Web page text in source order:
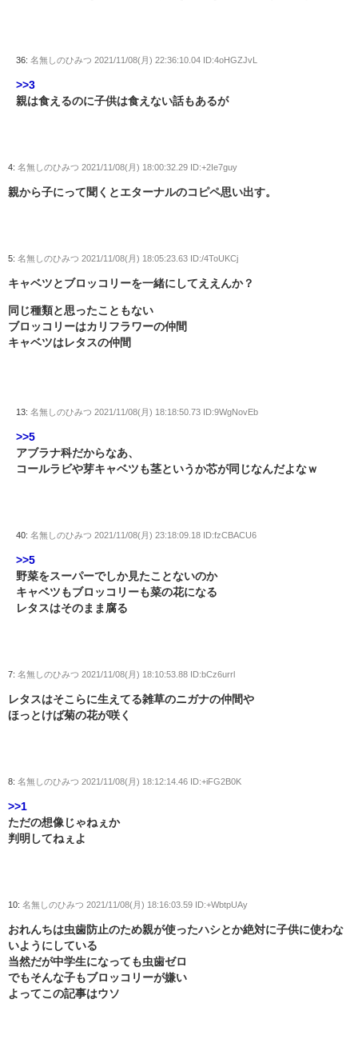
36: 名無しのひみつ 2021/11/08(月) 22:36:10.04 ID:4oHGZJvL
>>3
親は食えるのに子供は食えない話もあるが
4: 名無しのひみつ 2021/11/08(月) 18:00:32.29 ID:+2Ie7guy
親から子にって聞くとエターナルのコピペ思い出す。
5: 名無しのひみつ 2021/11/08(月) 18:05:23.63 ID:/4ToUKCj
キャベツとブロッコリーを一緒にしてええんか？
同じ種類と思ったこともない
ブロッコリーはカリフラワーの仲間
キャベツはレタスの仲間
13: 名無しのひみつ 2021/11/08(月) 18:18:50.73 ID:9WgNovEb
>>5
アブラナ科だからなあ、
コールラビや芽キャベツも茎というか芯が同じなんだよなｗ
40: 名無しのひみつ 2021/11/08(月) 23:18:09.18 ID:fzCBACU6
>>5
野菜をスーパーでしか見たことないのか
キャベツもブロッコリーも菜の花になる
レタスはそのまま腐る
7: 名無しのひみつ 2021/11/08(月) 18:10:53.88 ID:bCz6urrl
レタスはそこらに生えてる雑草のニガナの仲間や
ほっとけば菊の花が咲く
8: 名無しのひみつ 2021/11/08(月) 18:12:14.46 ID:+iFG2B0K
>>1
ただの想像じゃねぇか
判明してねぇよ
10: 名無しのひみつ 2021/11/08(月) 18:16:03.59 ID:+WbtpUAy
おれんちは虫歯防止のため親が使ったハシとか絶対に子供に使わな
いようにしている
当然だが中学生になっても虫歯ゼロ
でもそんな子もブロッコリーが嫌い
よってこの記事はウソ